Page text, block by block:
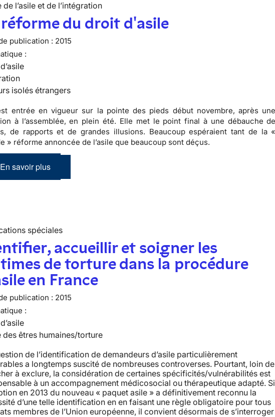
de l’asile et de l’intégration
du droit d'asile
publication : 2015
:
isolés étrangers
entrée en vigueur sur la pointe des pieds début novembre, après une
à l’assemblée, en plein été. Elle met le point final à une débauche de
de rapports et de grandes illusions. Beaucoup espéraient tant de la «
» réforme annoncée de l’asile que beaucoup sont déçus.
En savoir plus
spéciales
accueillir et soigner les
de torture dans la procédure
en France
publication : 2015
:
des êtres humaines/torture
de l’identification de demandeurs d’asile particulièrement
a longtemps suscité de nombreuses controverses. Pourtant, loin de
à exclure, la considération de certaines spécificités/vulnérabilités est
à un accompagnement médicosocial ou thérapeutique adapté. Si
en 2013 du nouveau « paquet asile » a définitivement reconnu la
d’une telle identification en en faisant une règle obligatoire pour tous
membres de l’Union européenne, il convient désormais de s’interroger